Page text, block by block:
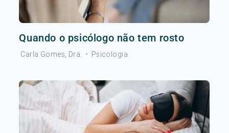
Quando o psicólogo não tem rosto
Carla Gomes, Dra. • Psicologia